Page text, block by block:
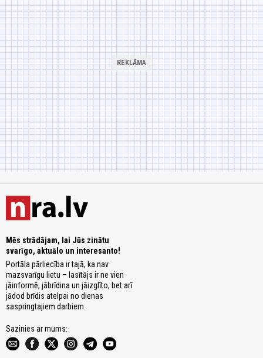
Mēs strādājam, lai Jūs zinātu
svarīgo, aktuālo un interesanto!
Portāla pārliecība ir tajā, ka nav
mazsvarīgu lietu – lasītājs ir ne vien
jāinformē, jābrīdina un jāizglīto, bet arī
jādod brīdis atelpai no dienas
saspringtajiem darbiem.
Sazinies ar mums: